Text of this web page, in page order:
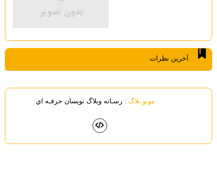
آخرين نظرات
مونو بلاگ: رسـانه وبلاگ نويسان حرفـه اي